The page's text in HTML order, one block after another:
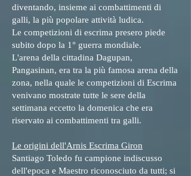
diventando, insieme ai combattimenti di
galli, la più popolare attività ludica.
Le competizioni di escrima presero piede
subito dopo la 1° guerra mondiale.
L'arena della cittadina Dagupan,
Pangasinan, era tra la più famosa arena della
zona, nella quale le competizioni di Escrima
venivano mostrate tutte le sere della
settimana eccetto la domenica che era
riservato ai combattimenti tra galli.
Le origini dell'Arnis Escrima Giron
Santiago Toledo fu campione indiscusso
dell'epoca e Maestro riconosciuto da tutti; si